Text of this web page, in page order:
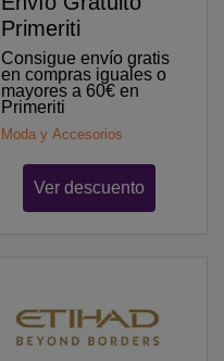
Primeriti
Consigue envío gratis
en compras iguales o
mayores a 60€ en
Primeriti
Moda y Accesorios
Ver descuento